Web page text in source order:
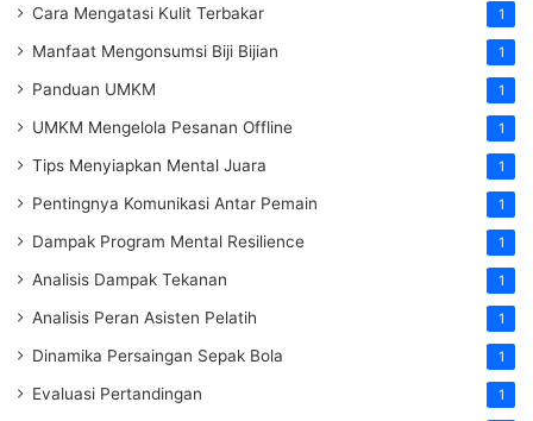
Cara Mengatasi Kulit Terbakar 1
Manfaat Mengonsumsi Biji Bijian 1
Panduan UMKM 1
UMKM Mengelola Pesanan Offline 1
Tips Menyiapkan Mental Juara 1
Pentingnya Komunikasi Antar Pemain 1
Dampak Program Mental Resilience 1
Analisis Dampak Tekanan 1
Analisis Peran Asisten Pelatih 1
Dinamika Persaingan Sepak Bola 1
Evaluasi Pertandingan 1